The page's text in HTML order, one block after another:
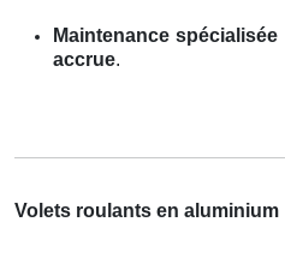
Maintenance spécialisée
accrue.
Volets roulants en aluminium